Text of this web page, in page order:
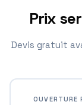
Prix
Devis gratuit
OUVERTURE